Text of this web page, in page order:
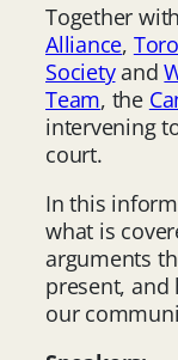
Together
Alliance,
Societyand
Team, the
intervening
court.
In this
what is
arguments
present,
our